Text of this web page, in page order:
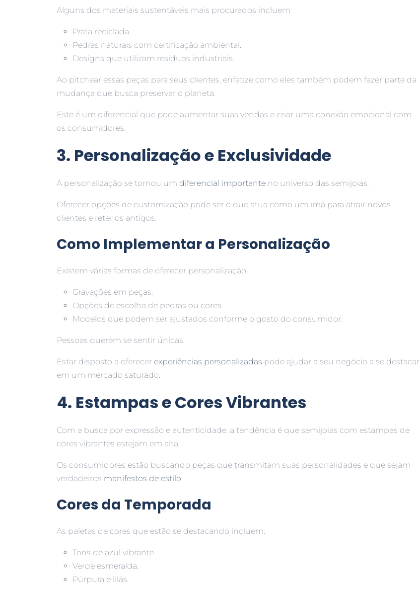
Alguns dos materiais sustentáveis mais procurados incluem:
Prata reciclada.
Pedras naturais com certificação ambiental.
Designs que utilizam resíduos industriais.
Ao pitchear essas peças para seus clientes, enfatize como eles também podem fazer parte da
mudança que busca preservar o planeta.
Este é um diferencial que pode aumentar suas vendas e criar uma conexão emocional com
os consumidores.
3. Personalização e Exclusividade
A personalização se tornou um diferencial importante no universo das semijoias.
Oferecer opções de customização pode ser o que atua como um ímã para atraír novos
clientes e reter os antigos.
Como Implementar a Personalização
Existem várias formas de oferecer personalização:
Gravações em peças.
Opções de escolha de pedras ou cores.
Modelos que podem ser ajustados conforme o gosto do consumidor.
Pessoas querem se sentir únicas.
Estar disposto a oferecer experiências personalizadas pode ajudar a seu negócio a se destacar
em um mercado saturado.
4. Estampas e Cores Vibrantes
Com a busca por expressão e autenticidade, a tendência é que semijoias com estampas de
cores vibrantes estejam em alta.
Os consumidores estão buscando peças que transmitam suas personalidades e que sejam
verdadeiros manifestos de estilo.
Cores da Temporada
As paletas de cores que estão se destacando incluem:
Tons de azul vibrante.
Verde esmeralda.
Púrpura e lilás.